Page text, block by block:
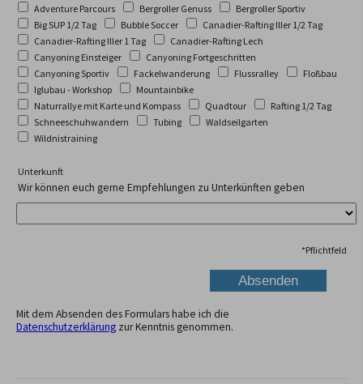
Adventure Parcours Bergroller Genuss
Bergroller Sportiv
Big SUP 1/2 Tag
Bubble Soccer
Canadier-Rafting Iller 1/2 Tag
Canadier-Rafting Iller 1 Tag
Canadier-Rafting Lech
Canyoning Einsteiger
Canyoning Fortgeschritten
Canyoning Sportiv
Fackelwanderung Flussralley
Floßbau
Iglubau - Workshop
Mountainbike
Naturrallye mit Karte und Kompass
Quadtour
Rafting 1/2 Tag
Schneeschuhwandern
Tubing
Waldseilgarten
Wildnistraining
Unterkunft
Wir können euch gerne Empfehlungen zu Unterkünften geben
*Pflichtfeld
Mit dem Absenden des Formulars habe ich die
Datenschutzerklärung zur Kenntnis genommen.